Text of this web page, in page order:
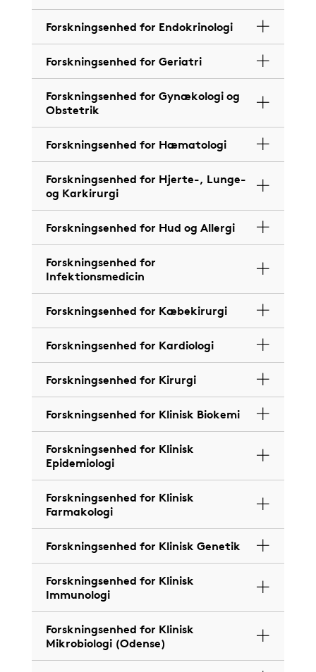
Forskningsenhed for Endokrinologi
Forskningsenhed for Geriatri
Forskningsenhed for Gynækologi og
Obstetrik
Forskningsenhed for Hæmatologi
Forskningsenhed for Hjerte-, Lunge-
og Karkirurgi
Forskningsenhed for Hud og Allergi
Forskningsenhed for
Infektionsmedicin
Forskningsenhed for Kæbekirurgi
Forskningsenhed for Kardiologi
Forskningsenhed for Kirurgi
Forskningsenhed for Klinisk Biokemi
Forskningsenhed for Klinisk
Epidemiologi
Forskningsenhed for Klinisk
Farmakologi
Forskningsenhed for Klinisk Genetik
Forskningsenhed for Klinisk
Immunologi
Forskningsenhed for Klinisk
Mikrobiologi (Odense)